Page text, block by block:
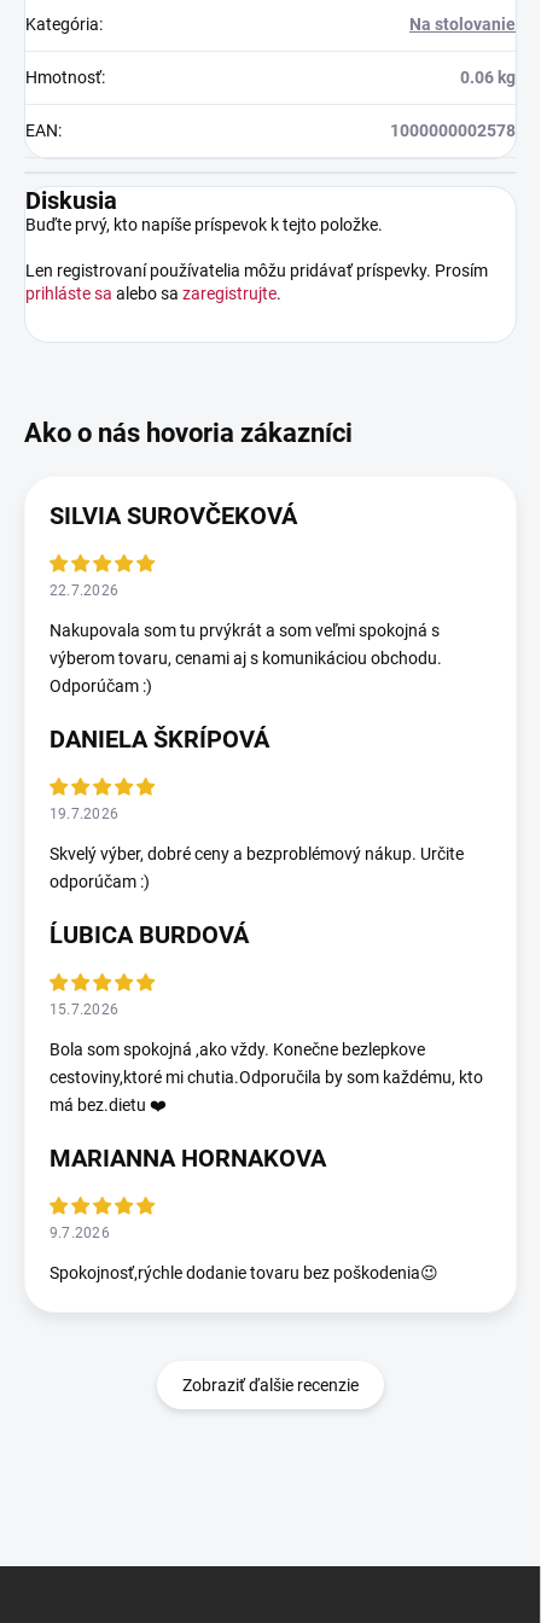
Kategória: Na stolovanie
Hmotnosť: 0.06 kg
EAN: 1000000002578
Diskusia
Buďte prvý, kto napíše príspevok k tejto položke.
Len registrovaní používatelia môžu pridávať príspevky. Prosím
prihláste sa alebo sa zaregistrujte.
SILVIA SUROVČEKOVÁ
22.7.2026
Nakupovala som tu prvýkrát a som veľmi spokojná s
výberom tovaru, cenami aj s komunikáciou obchodu.
Odporúčam :)
DANIELA ŠKRÍPOVÁ
19.7.2026
Skvelý výber, dobré ceny a bezproblémový nákup. Určite
odporúčam :)
ĹUBICA BURDOVÁ
15.7.2026
Bola som spokojná ,ako vždy. Konečne bezlepkove
cestoviny,ktoré mi chutia.Odporučila by som každému, kto
má bez.dietu ❤️
MARIANNA HORNAKOVA
9.7.2026
Spokojnosť,rýchle dodanie tovaru bez poškodenia😉
Zobraziť ďalšie recenzie